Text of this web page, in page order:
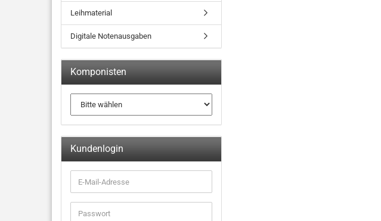
Leihmaterial
Digitale Notenausgaben
Komponisten
Kundenlogin